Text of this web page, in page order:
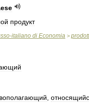
продукт
-italiano di Economia >